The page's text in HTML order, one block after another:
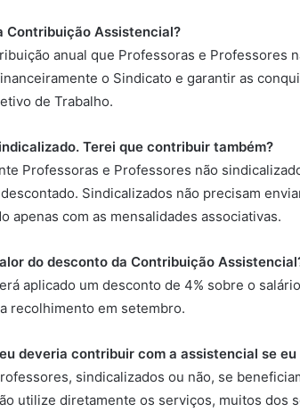
Contribuição Assistencial?
anual que Professoras e Professores
o Sindicato e garantir as
de Trabalho.
Terei que contribuir também?
Professoras e Professores não
Sindicalizados não precisam
apenas com as mensalidades associativas.
do desconto da Contribuição
aplicado um desconto de 4% sobre o
recolhimento em setembro.
deveria contribuir com a assistencial se
sindicalizados ou não, se
utilize diretamente os serviços, muitos dos